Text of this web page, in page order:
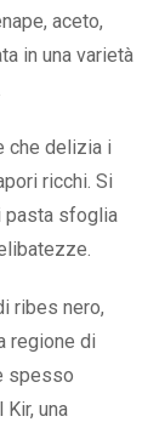
aceto,
in una varietà
che delizia i
ricchi. Si
pasta sfoglia
ribes nero,
regione di
spesso
una